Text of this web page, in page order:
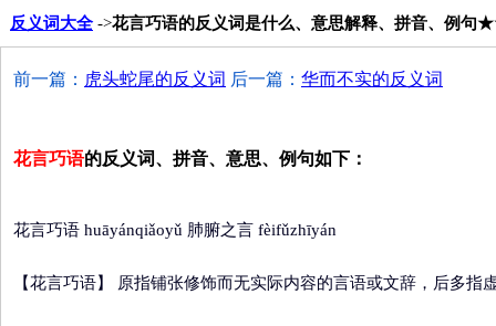
反义词大全 ->花言巧语的反义词是什么、意思解释、拼音、例句
前一篇： 虎头蛇尾的反义词 后一篇： 华而不实的反义词
花言巧语的反义词、拼音、意思、例句如下：
花言巧语 huāyánqiǎoyǔ 肺腑之言 fèifǔzhīyán
【花言巧语】 原指铺张修饰而无实际内容的言语或文辞，后多指